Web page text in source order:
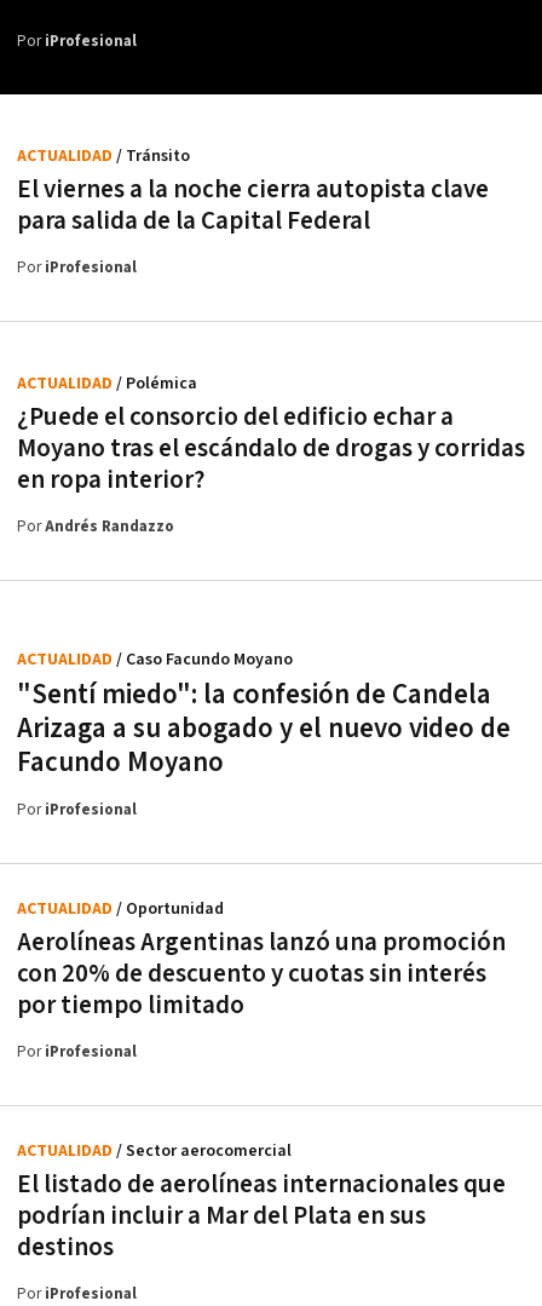
PoriProfesional
El viernes a la noche cierra autopista clave
para salida de la Capital Federal
ACTUALIDAD / Tránsito
PoriProfesional
¿Puede el consorcio del edificio echar a
Moyano tras el escándalo de drogas y corridas
en ropa interior?
ACTUALIDAD / Polémica
PorAndrés Randazzo
"Sentí miedo": la confesión de Candela
Arizaga a su abogado y el nuevo video de
Facundo Moyano
ACTUALIDAD / Caso Facundo Moyano
PoriProfesional
Aerolíneas Argentinas lanzó una promoción
con 20% de descuento y cuotas sin interés
por tiempo limitado
ACTUALIDAD / Oportunidad
PoriProfesional
El listado de aerolíneas internacionales que
podrían incluir a Mar del Plata en sus
destinos
ACTUALIDAD / Sector aerocomercial
PoriProfesional